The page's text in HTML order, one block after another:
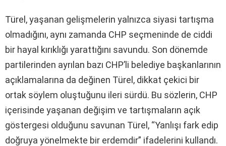
Türel, yaşanan gelişmelerin yalnızca siyasi tartışma
olmadığını, aynı zamanda CHP seçmeninde de ciddi
bir hayal kırıklığı yarattığını savundu. Son dönemde
partilerinden ayrılan bazı CHP’li belediye başkanlarının
açıklamalarına da değinen Türel, dikkat çekici bir
ortak söylem oluştuğunu ileri sürdü. Bu sözlerin, CHP
içerisinde yaşanan değişim ve tartışmaların açık
göstergesi olduğunu savunan Türel, “Yanlışı fark edip
doğruya yönelmekte bir erdemdir” ifadelerini kullandı.